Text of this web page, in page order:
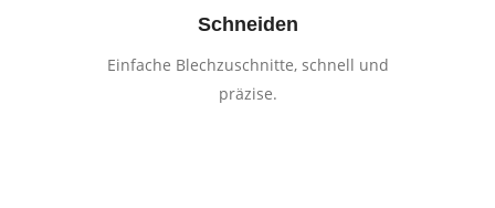
Schneiden
Einfache Blechzuschnitte, schnell und
präzise.